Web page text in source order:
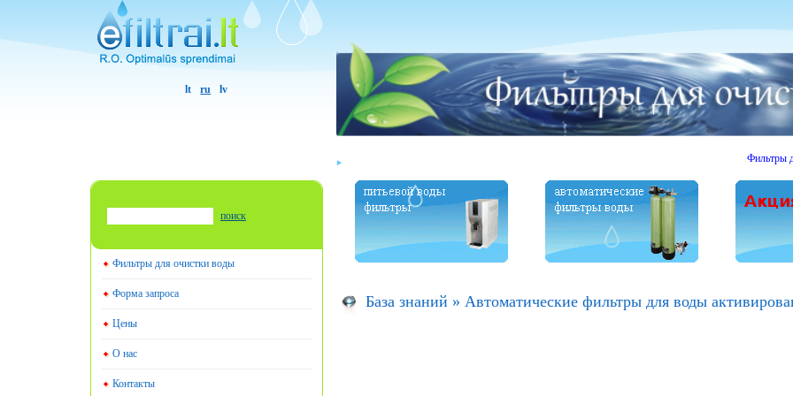
lt ru lv
Фильтры для
поиск
Фильтры для очистки воды
Форма запроса
Цены
О нас
Контакты
База знаний » Автоматические фильтры для воды